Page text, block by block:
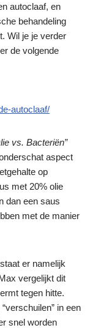
autoclaaf, en
behandeling
Wil je je verder
de volgende
autoclaaf/
vs. Bacteriën”
aspect
op
met 20% olie
dan een saus
met de manier
er namelijk
vergelijkt dit
tegen hitte.
in een
snel worden